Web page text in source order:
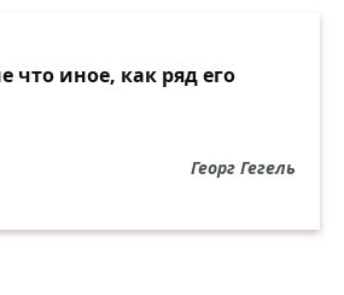
что иное, как ряд его
Георг Гегель